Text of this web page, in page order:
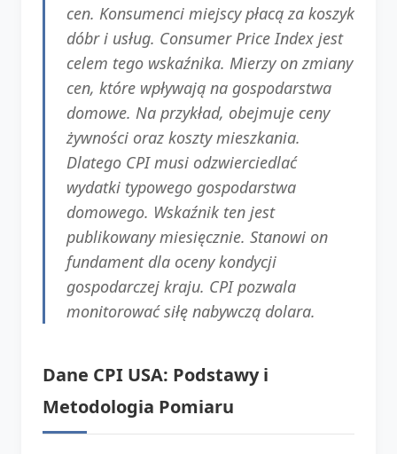
cen. Konsumenci miejscy płacą za koszyk
dóbr i usług. Consumer Price Index jest
celem tego wskaźnika. Mierzy on zmiany
cen, które wpływają na gospodarstwa
domowe. Na przykład, obejmuje ceny
żywności oraz koszty mieszkania.
Dlatego CPI musi odzwierciedlać
wydatki typowego gospodarstwa
domowego. Wskaźnik ten jest
publikowany miesięcznie. Stanowi on
fundament dla oceny kondycji
gospodarczej kraju. CPI pozwala
monitorować siłę nabywczą dolara.
Dane CPI USA: Podstawy i
Metodologia Pomiaru